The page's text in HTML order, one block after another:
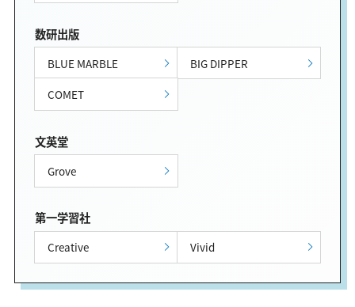
数研出版
BLUE MARBLE
BIG DIPPER
COMET
文英堂
Grove
第一学習社
Creative Vivid